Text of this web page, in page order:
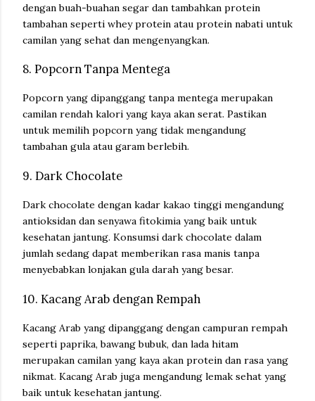
dengan buah-buahan segar dan tambahkan protein
tambahan seperti whey protein atau protein nabati untuk
camilan yang sehat dan mengenyangkan.
8. Popcorn Tanpa Mentega
Popcorn yang dipanggang tanpa mentega merupakan
camilan rendah kalori yang kaya akan serat. Pastikan
untuk memilih popcorn yang tidak mengandung
tambahan gula atau garam berlebih.
9. Dark Chocolate
Dark chocolate dengan kadar kakao tinggi mengandung
antioksidan dan senyawa fitokimia yang baik untuk
kesehatan jantung. Konsumsi dark chocolate dalam
jumlah sedang dapat memberikan rasa manis tanpa
menyebabkan lonjakan gula darah yang besar.
10. Kacang Arab dengan Rempah
Kacang Arab yang dipanggang dengan campuran rempah
seperti paprika, bawang bubuk, dan lada hitam
merupakan camilan yang kaya akan protein dan rasa yang
nikmat. Kacang Arab juga mengandung lemak sehat yang
baik untuk kesehatan jantung.